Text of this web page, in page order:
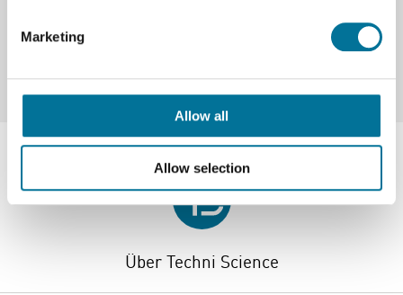
Marketing
Allow all
Allow selection
Über Techni Science